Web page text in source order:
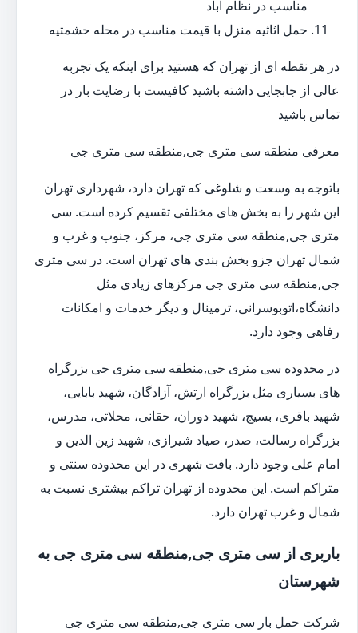
مناسب در نظام آباد
حمل اثاثیه منزل با قیمت مناسب در محله حشمتیه
در هر نقطه ای از تهران که هستید برای اینکه یک تجربه
عالی از جابجایی داشته باشید کافیست با رضایت بار در
تماس باشید
معرفی منطقه سی متری جی,منطقه سی متری جی
باتوجه به وسعت و شلوغی که تهران دارد، شهرداری تهران
این شهر را به بخش های مختلفی تقسیم کرده است. سی
متری جی,منطقه سی متری جی، مرکز، جنوب و غرب و
شمال تهران جزو بخش بندی های تهران است. در سی متری
جی,منطقه سی متری جی مرکزهای زیادی مثل
دانشگاه،اتوبوسرانی، ترمینال و دیگر خدمات و امکانات
رفاهی وجود دارد.
در محدوده سی متری جی,منطقه سی متری جی بزرگراه
های بسیاری مثل بزرگراه ارتش، آزادگان، شهید بابایی،
شهید باقری، بسیج، شهید دوران، حقانی، محلاتی، مدرس،
بزرگراه رسالت، صدر، صیاد شیرازی، شهید زین الدین و
امام علی وجود دارد. بافت شهری در این محدوده سنتی و
متراکم است. این محدوده از تهران تراکم بیشتری نسبت به
شمال و غرب تهران دارد.
باربری از سی متری جی,منطقه سی متری جی به
شهرستان
شرکت حمل بار سی متری جی,منطقه سی متری جی